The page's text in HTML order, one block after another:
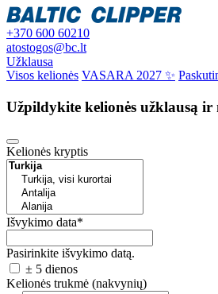
+370 600 60210
atostogos@bc.lt
Užklausa
Visos kelionės VASARA 2027 ✨
Užpildykite kelionės užklausą ir
Kelionės kryptis
Išvykimo data*
Pasirinkite išvykimo datą.
± 5 dienos
Kelionės trukmė (nakvynių)